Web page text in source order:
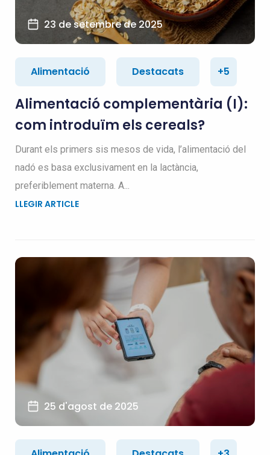
23 de setembre de 2025
Alimentació Destacats +5
Alimentació complementària (I):
com introduïm els cereals?
Durant els primers sis mesos de vida, l’alimentació del
nadó es basa exclusivament en la lactància,
preferiblement materna. A...
LLEGIR ARTICLE
25 d'agost de 2025